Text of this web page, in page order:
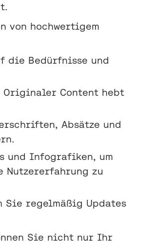
von hochwertigem
die Bedürfnisse und
Originaler Content hebt
Absätze und
und Infografiken, um
Nutzererfahrung zu
regelmäßig Updates
Sie nicht nur Ihr